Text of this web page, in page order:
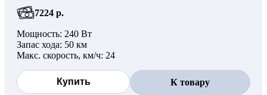
7224 р.
Мощность: 240 Вт
Запас хода: 50 км
Макс. скорость, км/ч: 24
Купить К товару